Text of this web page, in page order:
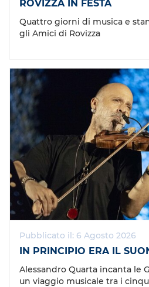
ROVIZZA IN FESTA
Quattro giorni di musica e
gli Amici di Rovizza
Pubblicato il: 6 Agosto 2026
IN PRINCIPIO ERA IL
Alessandro Quarta incanta le
un viaggio musicale tra i